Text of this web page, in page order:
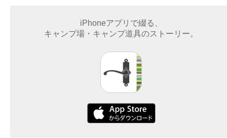
iPhoneアプリで綴る、
キャンプ場・キャンプ道具のストーリー。